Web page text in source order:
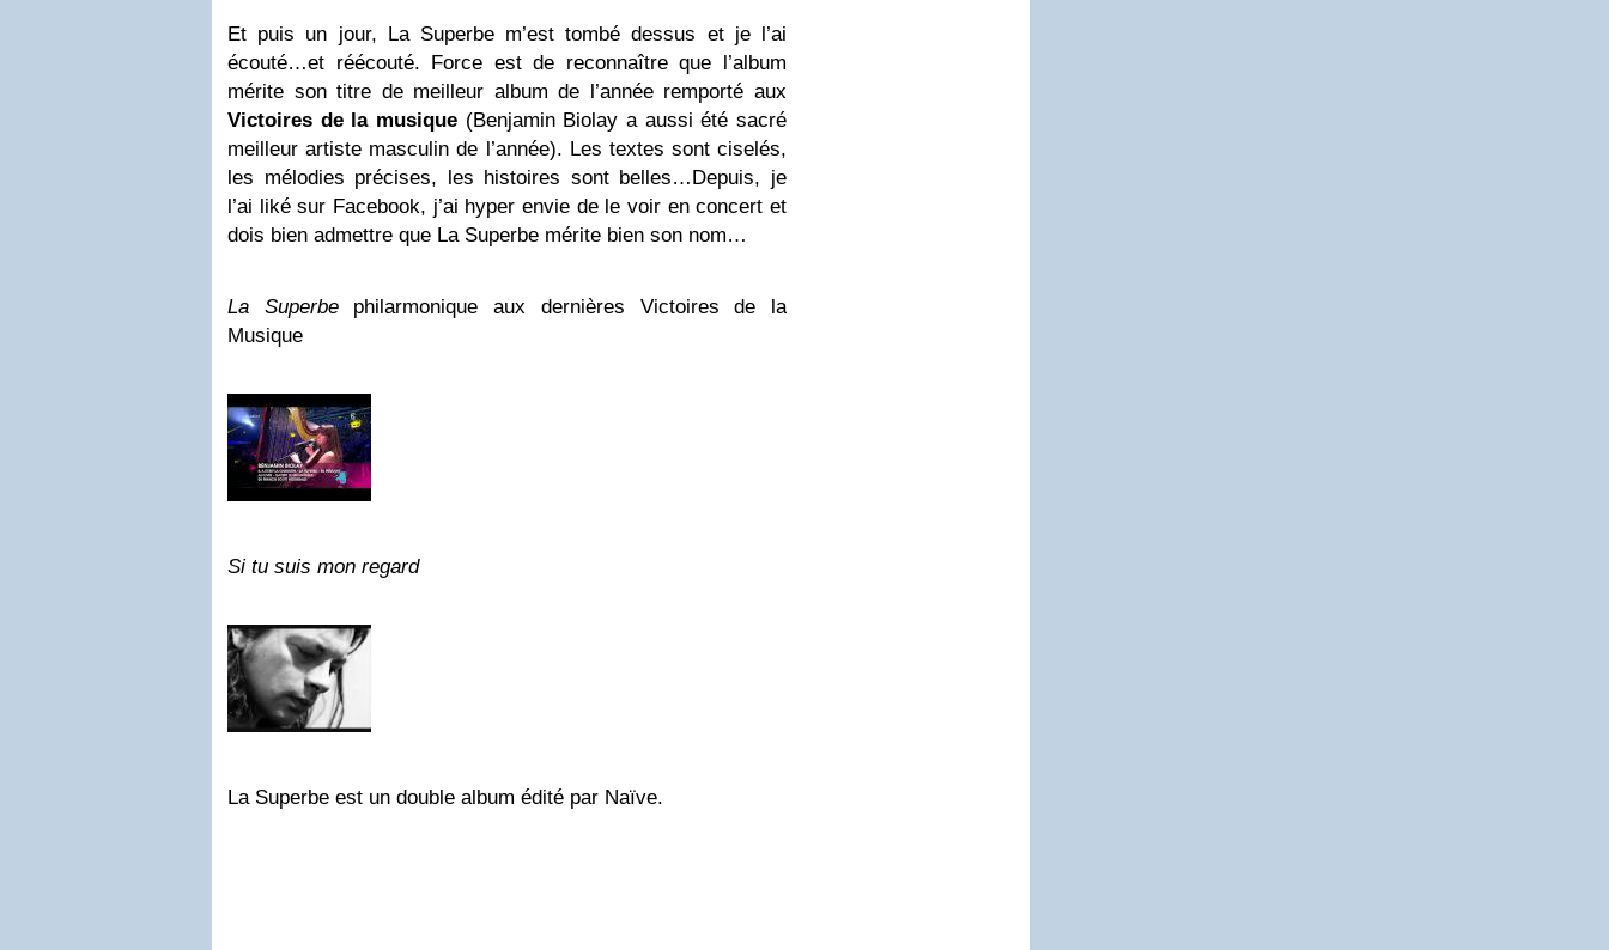
Et puis un jour, La Superbe m’est tombé dessus et je l’ai
écouté…et réécouté. Force est de reconnaître que l’album
mérite son titre de meilleur album de l’année remporté aux
Victoires de la musique (Benjamin Biolay a aussi été sacré
meilleur artiste masculin de l’année). Les textes sont ciselés,
les mélodies précises, les histoires sont belles…Depuis, je
l’ai liké sur Facebook, j’ai hyper envie de le voir en concert et
dois bien admettre que La Superbe mérite bien son nom…
La Superbephilarmonique aux dernières Victoires de la
Musique
Si tu suis mon regard
La Superbe est un double album édité par Naïve.